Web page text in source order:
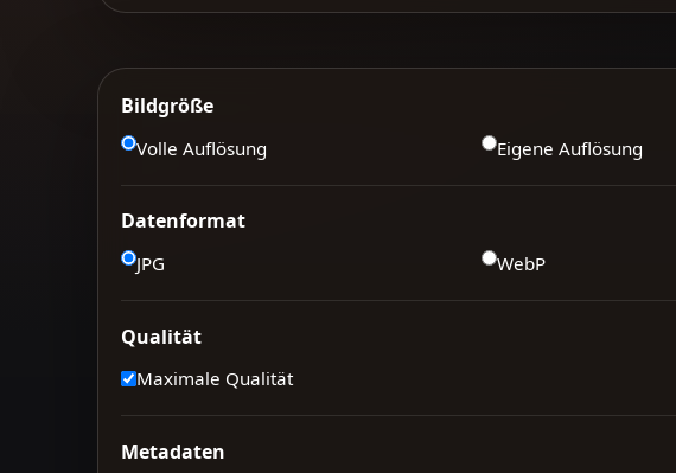
Bildgröße
Volle Auflösung Eigene Auflösung
Datenformat
JPG WebP
Qualität
Maximale Qualität
Metadaten